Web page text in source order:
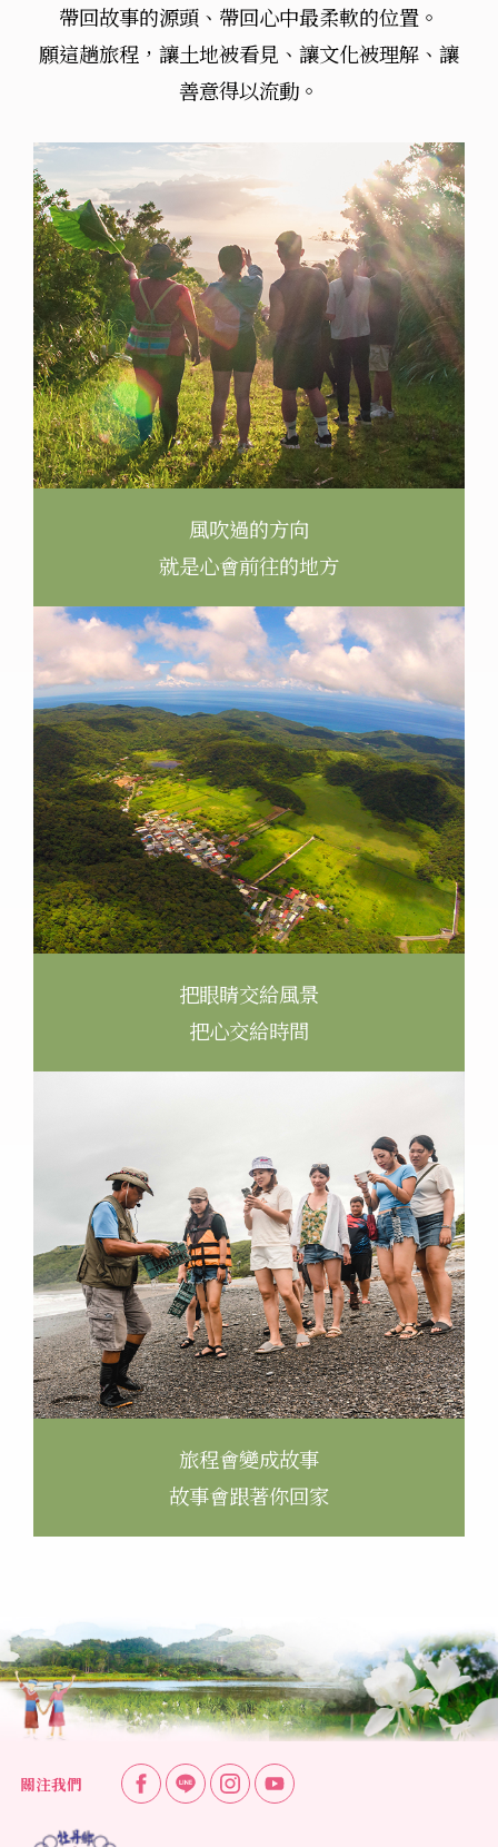
帶回故事的源頭、帶回心中最柔軟的位置。
願這趟旅程，讓土地被看見、讓文化被理解、讓
善意得以流動。
風吹過的方向
就是心會前往的地方
把眼睛交給風景
把心交給時間
旅程會變成故事
故事會跟著你回家
關注我們